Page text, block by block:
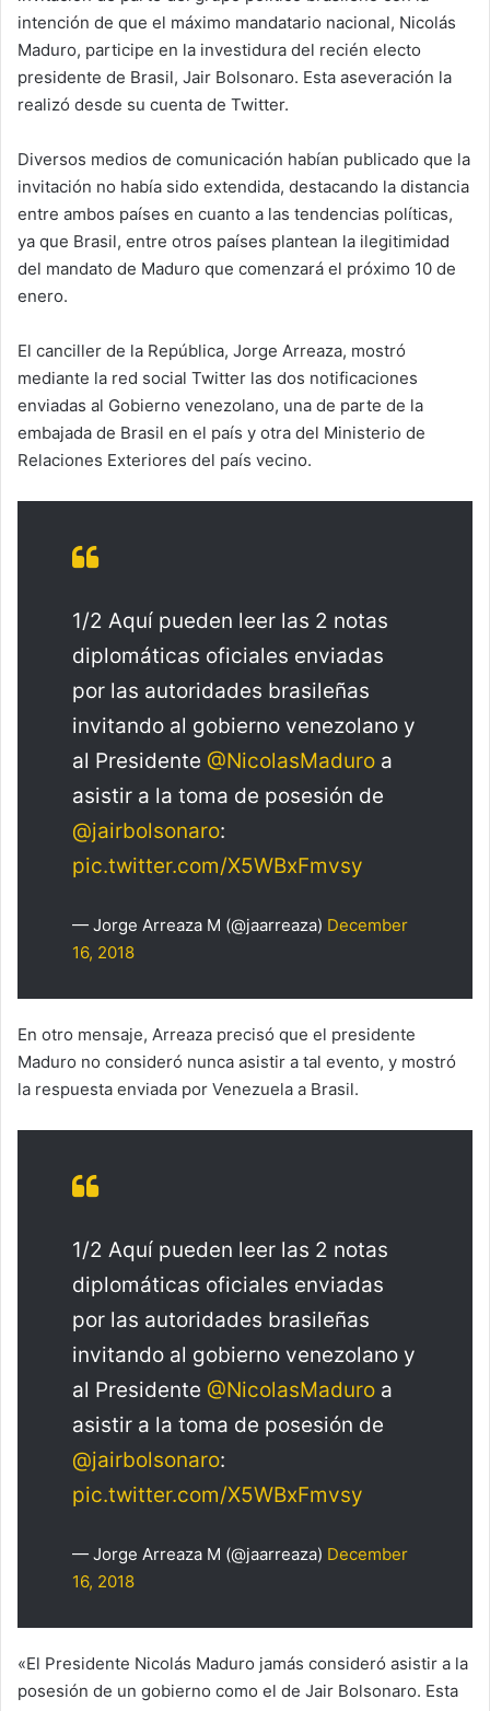
intención de que el máximo mandatario nacional, Nicolás
Maduro, participe en la investidura del recién electo
presidente de Brasil, Jair Bolsonaro. Esta aseveración la
realizó desde su cuenta de Twitter.
Diversos medios de comunicación habían publicado que la
invitación no había sido extendida, destacando la distancia
entre ambos países en cuanto a las tendencias políticas,
ya que Brasil, entre otros países plantean la ilegitimidad
del mandato de Maduro que comenzará el próximo 10 de
enero.
El canciller de la República, Jorge Arreaza, mostró
mediante la red social Twitter las dos notificaciones
enviadas al Gobierno venezolano, una de parte de la
embajada de Brasil en el país y otra del Ministerio de
Relaciones Exteriores del país vecino.
1/2 Aquí pueden leer las 2 notas
diplomáticas oficiales enviadas
por las autoridades brasileñas
invitando al gobierno venezolano y
al Presidente @NicolasMaduro a
asistir a la toma de posesión de
@jairbolsonaro:
pic.twitter.com/X5WBxFmvsy
— Jorge Arreaza M (@jaarreaza) December
16, 2018
En otro mensaje, Arreaza precisó que el presidente
Maduro no consideró nunca asistir a tal evento, y mostró
la respuesta enviada por Venezuela a Brasil.
1/2 Aquí pueden leer las 2 notas
diplomáticas oficiales enviadas
por las autoridades brasileñas
invitando al gobierno venezolano y
al Presidente @NicolasMaduro a
asistir a la toma de posesión de
@jairbolsonaro:
pic.twitter.com/X5WBxFmvsy
— Jorge Arreaza M (@jaarreaza) December
16, 2018
«El Presidente Nicolás Maduro jamás consideró asistir a la
posesión de un gobierno como el de Jair Bolsonaro. Esta